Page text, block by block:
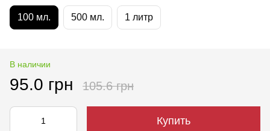
100 мл. 500 мл. 1 литр
В наличии
95.0 грн 105.6 грн
Купить